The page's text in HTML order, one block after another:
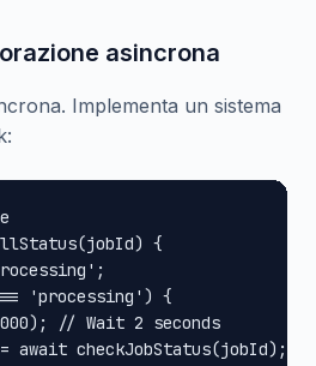
asincrona
Implementa un sistema
{
'processing') {
// Wait 2 seconds
await checkJobStatus(jobId);